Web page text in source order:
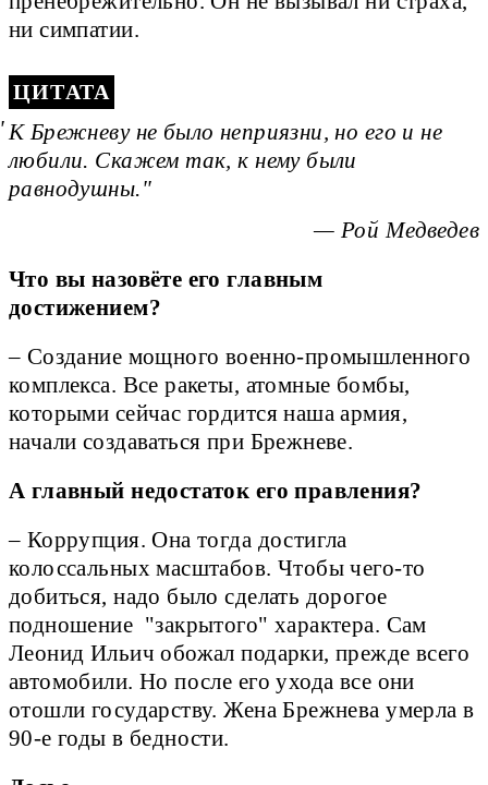
ни симпатии.
ЦИТАТА
К Брежневу не было неприязни, но его и не
любили. Скажем так, к нему были
равнодушны.
— Рой Медведев
Что вы назовёте его главным
достижением?
– Создание мощного военно-промышленного
комплекса. Все ракеты, атомные бомбы,
которыми сейчас гордится наша армия,
начали создаваться при Брежневе.
А главный недостаток его правления?
– Коррупция. Она тогда достигла
колоссальных масштабов. Чтобы чего-то
добиться, надо было сделать дорогое
подношение "закрытого" характера. Сам
Леонид Ильич обожал подарки, прежде всего
автомобили. Но после его ухода все они
отошли государству. Жена Брежнева умерла в
90-е годы в бедности.